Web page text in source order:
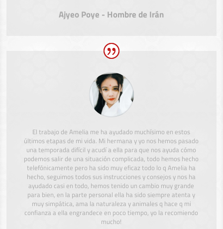
Ajyeo Poye - Hombre de Irán
El trabajo de Amelia me ha ayudado muchísimo en estos
últimos etapas de mi vida. Mi hermana y yo nos hemos pasado
una temporada difícil y acudí a ella para que nos ayuda cómo
podemos salir de una situación complicada, todo hemos hecho
telefónicamente pero ha sido muy eficaz todo lo q Amelia ha
hecho, seguimos todos sus instrucciones y consejos y nos ha
ayudado casi en todo, hemos tenido un cambio muy grande
para bien, en la parte personal ella ha sido siempre atenta y
muy simpática, ama la naturaleza y animales q hace q mi
confianza a ella engrandece en poco tiempo, yo la recomiendo
mucho!